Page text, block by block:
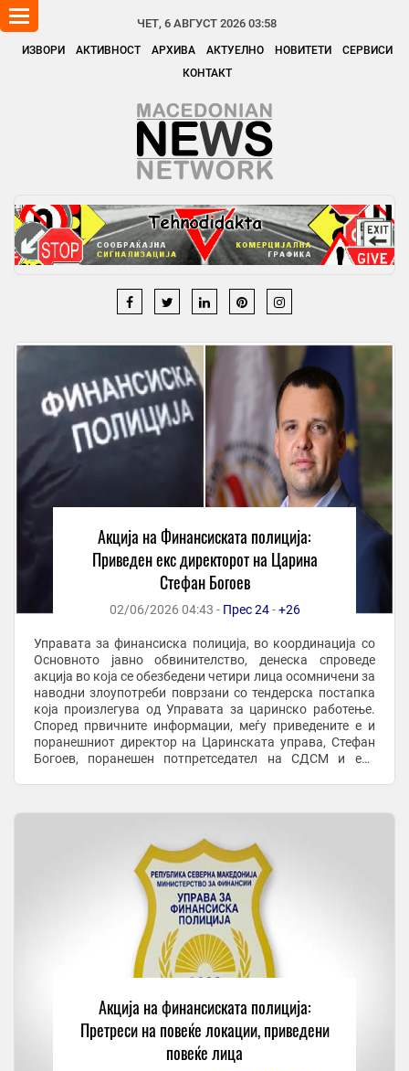
ЧЕТ, 6 АВГУСТ 2026 03:58
ИЗВОРИ АКТИВНОСТ АРХИВА АКТУЕЛНО НОВИТЕТИ
СЕРВИСИ
КОНТАКТ
Toggle
navigation
Акција на Финансиската полиција:
Приведен екс директорот на Царина
Стефан Богоев
02/06/2026 04:43 - Прес 24-+26
Управата за финансиска полиција, во координација со
Основното јавно обвинителство, денеска спроведе
акција во која се обезбедени четири лица осомничени за
наводни злоупотреби поврзани со тендерска постапка
која произлегува од Управата за царинско работење.
Според првичните информации, меѓу приведените е и
поранешниот директор на Царинската управа, Стефан
Богоев, поранешен потпретседател на СДСМ и екс
Акција на финансиската полиција:
Претреси на повеќе локации, приведени
повеќе лица